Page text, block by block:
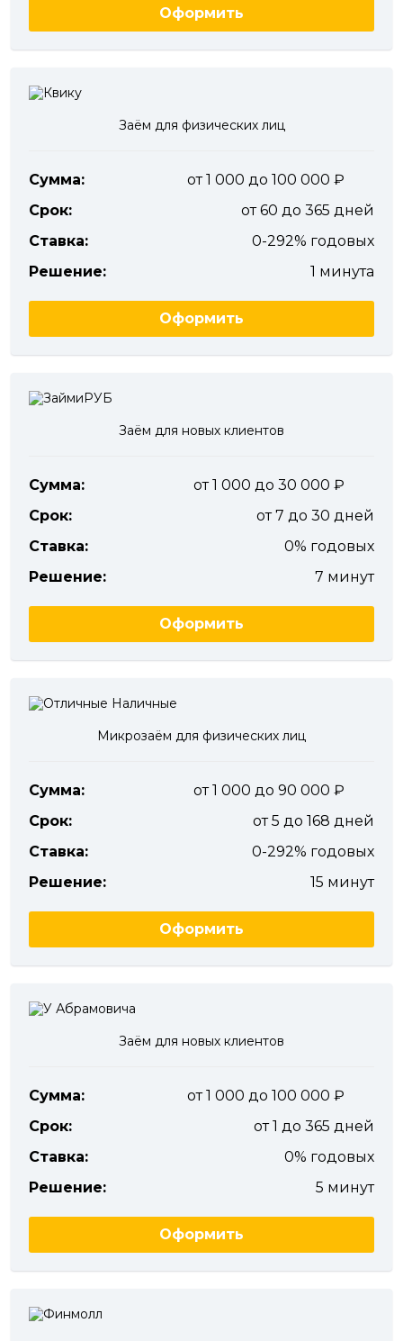
Оформить
Заём для физических лиц
Сумма:
от 1 000 до 100 000
Срок:
от 60 до 365 дней
Ставка:
0-292% годовых
Решение:
1 минута
Оформить
Заём для новых клиентов
Сумма:
от 1 000 до 30 000
Срок:
от 7 до 30 дней
Ставка:
0% годовых
Решение:
7 минут
Оформить
Микрозаём для физических лиц
Сумма:
от 1 000 до 90 000
Срок:
от 5 до 168 дней
Ставка:
0-292% годовых
Решение:
15 минут
Оформить
Заём для новых клиентов
Сумма:
от 1 000 до 100 000
Срок:
от 1 до 365 дней
Ставка:
0% годовых
Решение:
5 минут
Оформить